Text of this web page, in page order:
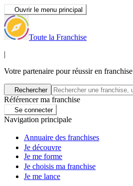
Ouvrir le menu principal
Toute la Franchise
|
Votre partenaire pour réussir en franchise
Rechercher
Référencer ma franchise
Se connecter
Navigation principale
Annuaire des franchises
Je découvre
Je me forme
Je choisis ma franchise
Je me lance